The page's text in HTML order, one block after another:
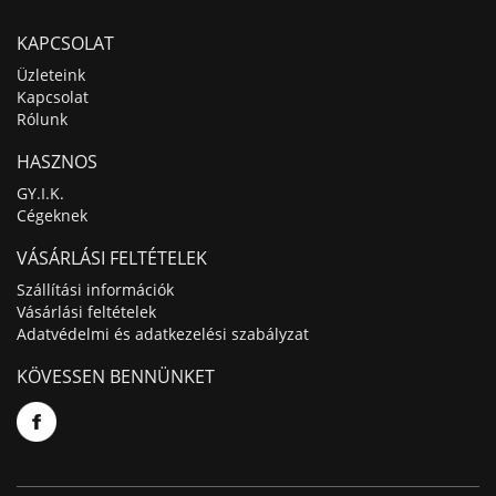
KAPCSOLAT
Üzleteink
Kapcsolat
Rólunk
HASZNOS
GY.I.K.
Cégeknek
VÁSÁRLÁSI FELTÉTELEK
Szállítási információk
Vásárlási feltételek
Adatvédelmi és adatkezelési szabályzat
KÖVESSEN BENNÜNKET